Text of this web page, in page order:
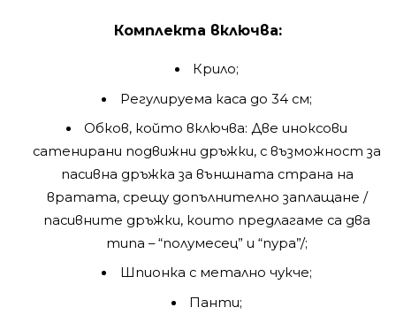
Комплекта включва:
Крило;
Регулируема каса до 34 см;
Обков, който включва: Две иноксови
сатенирани подвижни дръжки, с възможност за
пасивна дръжка за външната страна на
вратата, срещу допълнително заплащане /
пасивните дръжки, които предлагаме са два
типа – “полумесец” и “пура”/;
Шпионка с метално чукче;
Панти;